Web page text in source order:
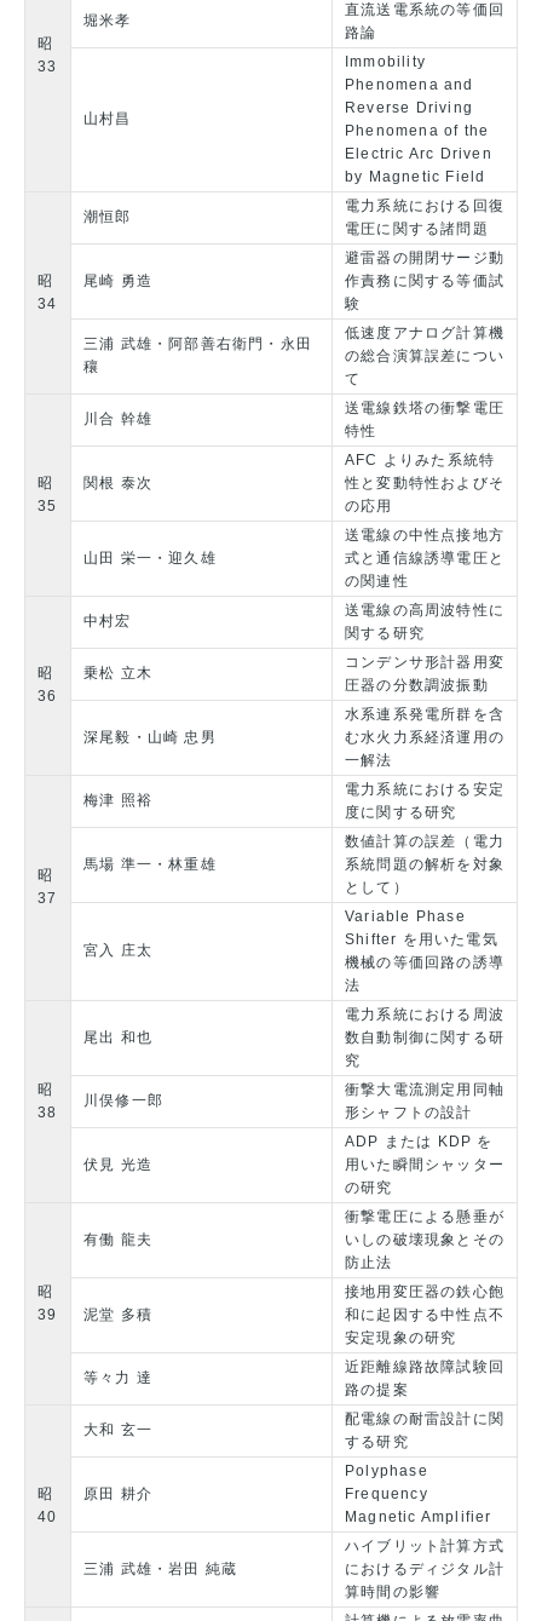
昭
33
堀米孝
直流送電系統の等価回
路論
山村昌
Immobility
Phenomena and
Reverse Driving
Phenomena of the
Electric Arc Driven
by Magnetic Field
昭
34
潮恒郎
電力系統における回復
電圧に関する諸問題
尾崎 勇造
避雷器の開閉サージ動
作責務に関する等価試
験
三浦 武雄・阿部善右衛門・永田
穰
低速度アナログ計算機
の総合演算誤差につい
て
昭
35
川合 幹雄
送電線鉄塔の衝撃電圧
特性
関根 泰次
AFC よりみた系統特
性と変動特性およびそ
の応用
山田 栄一・迎久雄
送電線の中性点接地方
式と通信線誘導電圧と
の関連性
昭
36
中村宏
送電線の高周波特性に
関する研究
乗松 立木
コンデンサ形計器用変
圧器の分数調波振動
深尾毅・山崎 忠男
水系連系発電所群を含
む水火力系経済運用の
一解法
昭
37
梅津 照裕
電力系統における安定
度に関する研究
馬場 準一・林重雄
数値計算の誤差（電力
系統問題の解析を対象
として）
宮入 庄太
Variable Phase
Shifter を用いた電気
機械の等価回路の誘導
法
昭
38
尾出 和也
電力系統における周波
数自動制御に関する研
究
川俣修一郎
衝撃大電流測定用同軸
形シャフトの設計
伏見 光造
ADP または KDP を
用いた瞬間シャッター
の研究
昭
39
有働 龍夫
衝撃電圧による懸垂が
いしの破壊現象とその
防止法
泥堂 多積
接地用変圧器の鉄心飽
和に起因する中性点不
安定現象の研究
等々力 達
近距離線路故障試験回
路の提案
昭
40
大和 玄一
配電線の耐雷設計に関
する研究
原田 耕介
Polyphase
Frequency
Magnetic Amplifier
三浦 武雄・岩田 純蔵
ハイブリット計算方式
におけるディジタル計
算時間の影響